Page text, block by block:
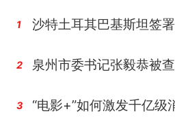
1
2 泉州市委书记张毅恭被查
3